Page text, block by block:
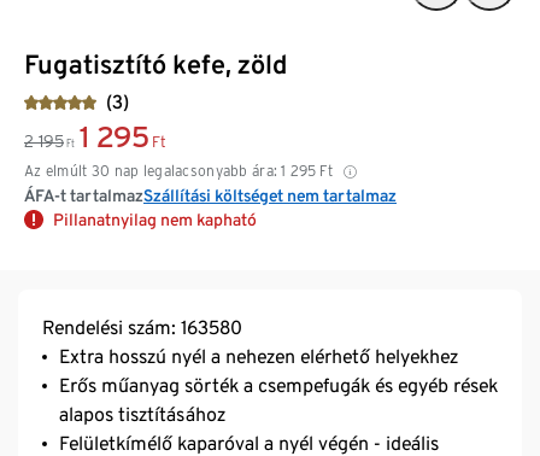
Fugatisztító kefe, zöld
(3)
2 195 Ft 1 295 Ft
Az elmúlt 30 nap legalacsonyabb ára: 1 295 Ft
ÁFA-t tartalmazSzállítási költséget nem tartalmaz
Pillanatnyilag nem kapható
Rendelési szám: 163580
Extra hosszú nyél a nehezen elérhető helyekhez
Erős műanyag sörték a csempefugák és egyéb rések
alapos tisztításához
Felületkímélő kaparóval a nyél végén - ideális